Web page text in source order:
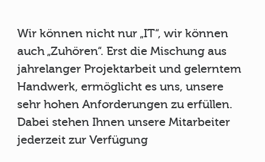
Wir können nicht nur „IT“, wir können
auch „Zuhören“. Erst die Mischung aus
jahrelanger Projektarbeit und gelerntem
Handwerk, ermöglicht es uns, unsere
sehr hohen Anforderungen zu erfüllen.
Dabei stehen Ihnen unsere Mitarbeiter
jederzeit zur Verfügung